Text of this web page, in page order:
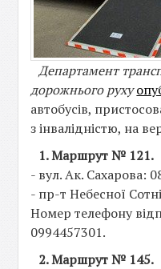
Департамент
дорожнього руху
автобусів,
з інвалідністю, на
1. Маршрут № 121.
- вул. Ак. Сахарова:
- пр-т Небесної
Номер телефону
0994457301.
2. Маршрут № 145.